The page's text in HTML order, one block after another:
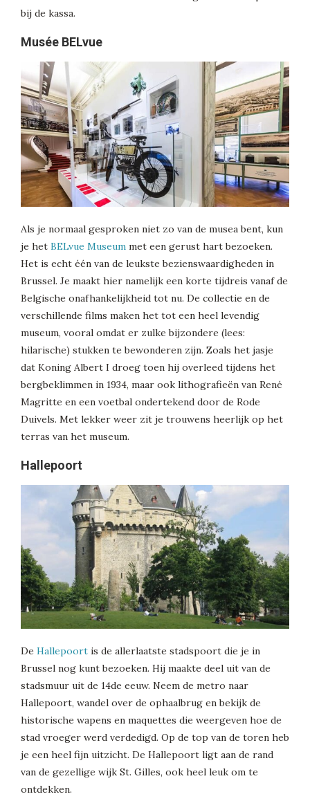
bij de kassa.
Musée BELvue
Als je normaal gesproken niet zo van de musea bent, kun
je het BELvue Museum met een gerust hart bezoeken.
Het is echt één van de leukste bezienswaardigheden in
Brussel. Je maakt hier namelijk een korte tijdreis vanaf de
Belgische onafhankelijkheid tot nu. De collectie en de
verschillende films maken het tot een heel levendig
museum, vooral omdat er zulke bijzondere (lees:
hilarische) stukken te bewonderen zijn. Zoals het jasje
dat Koning Albert I droeg toen hij overleed tijdens het
bergbeklimmen in 1934, maar ook lithografieën van René
Magritte en een voetbal ondertekend door de Rode
Duivels. Met lekker weer zit je trouwens heerlijk op het
terras van het museum.
Hallepoort
De Hallepoort is de allerlaatste stadspoort die je in
Brussel nog kunt bezoeken. Hij maakte deel uit van de
stadsmuur uit de 14de eeuw. Neem de metro naar
Hallepoort, wandel over de ophaalbrug en bekijk de
historische wapens en maquettes die weergeven hoe de
stad vroeger werd verdedigd. Op de top van de toren heb
je een heel fijn uitzicht. De Hallepoort ligt aan de rand
van de gezellige wijk St. Gilles, ook heel leuk om te
ontdekken.